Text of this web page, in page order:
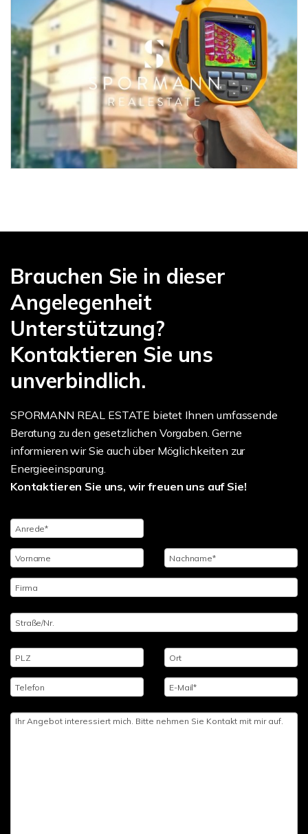
Brauchen Sie in dieser
Angelegenheit
Unterstützung?
Kontaktieren Sie uns
unverbindlich.
SPORMANN REAL ESTATE bietet Ihnen umfassende
Beratung zu den gesetzlichen Vorgaben. Gerne
informieren wir Sie auch über Möglichkeiten zur
Energieeinsparung.
Kontaktieren Sie uns, wir freuen uns auf Sie!